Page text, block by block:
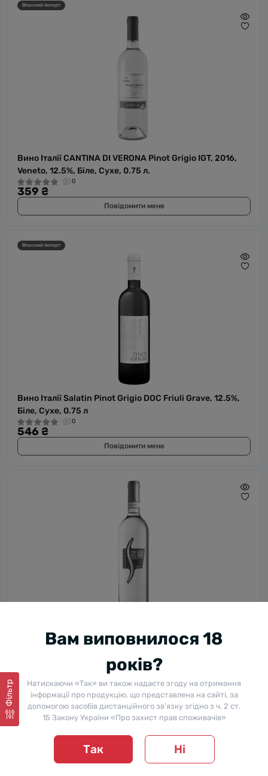
Фільтр
Власний імпорт
Вино Італії CANTINA DI VERONA Pinot Grigio IGT, 2016,
Veneto, 12.5%, Біле, Сухе, 0.75 л.
0
359 ₴
Повідомити мене
Власний імпорт
Вино Італії Salatin Pinot Grigio DOC Friuli Grave, 12.5%,
Біле, Сухе, 0.75 л
0
546 ₴
Повідомити мене
0.75 л, 12.5%
Повідомити мене
Вам виповнилося 18
років?
Натискаючи «Так» ви також надаєте згоду на отримання
інформації про продукцію, що представлена на сайті, за
допомогою засобів дистанційного зв’язку згідно з ч. 2 ст.
15 Закону України «Про захист прав споживачів»
Так Ні